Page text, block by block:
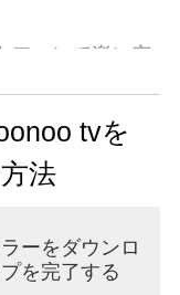
フォンで楽に空
EBS
連合経済TV、
日経済TV
tvを
法
ーをダウンロ
を完了する